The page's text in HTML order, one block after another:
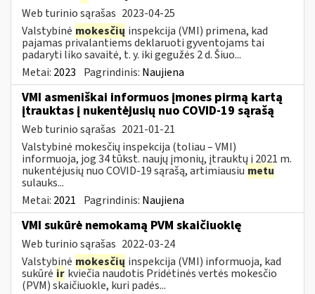
Web turinio sąrašas 2023-04-25
Valstybinė mokesčių inspekcija (VMI) primena, kad
pajamas privalantiems deklaruoti gyventojams tai
padaryti liko savaitė, t. y. iki gegužės 2 d. Šiuo...
Metai: 2023 Pagrindinis: Naujiena
VMI asmeniškai informuos įmones pirmą kartą
įtrauktas į nukentėjusių nuo COVID-19 sąrašą
Web turinio sąrašas 2021-01-21
Valstybinė mokesčių inspekcija (toliau – VMI)
informuoja, jog 34 tūkst. naujų įmonių, įtrauktų į 2021 m.
nukentėjusių nuo COVID-19 sąrašą, artimiausiu metu
sulauks...
Metai: 2021 Pagrindinis: Naujiena
VMI sukūrė nemokamą PVM skaičiuoklę
Web turinio sąrašas 2022-03-24
Valstybinė mokesčių inspekcija (VMI) informuoja, kad
sukūrė ir kviečia naudotis Pridėtinės vertės mokesčio
(PVM) skaičiuokle, kuri padės...